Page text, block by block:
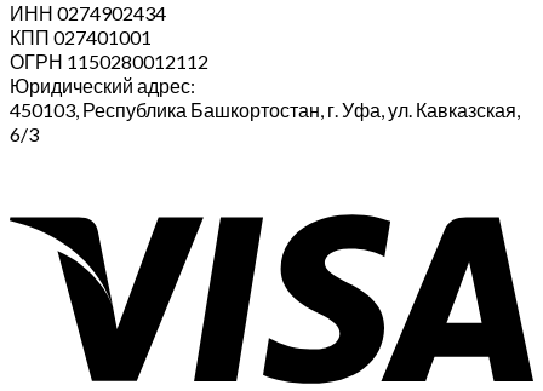
ИНН 0274902434
КПП 027401001
ОГРН 1150280012112
Юридический адрес:
450103, Республика Башкортостан, г. Уфа, ул. Кавказская,
6/3